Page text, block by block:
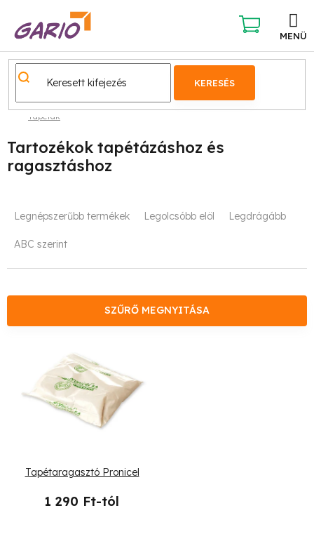
KERESÉS
KOSÁR
Tapéták
Tartozékok tapétázáshoz és
ragasztáshoz
TLegnépszerűbb termékek Legolcsóbb elöl Legdrágább
ABC szerint
SZŰRŐ MEGNYITÁSA
Tapétaragasztó Pronicel
1 290 Ft-tól